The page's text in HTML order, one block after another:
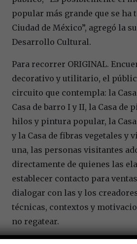
popular más grande que se ha
Ciudad de México”, agregó la
Desarrollo Cultural.
Para recorrer ORIGINAL.
decorativo y utilitario, el
circuito que contempla: la
Casa de barro I y II, la Casa de
hilos y pintura popular, la
y la Casa de fibras vegetales y
una, las personas visitantes
directamente de quienes las
establecer contacto para
dialogar con las y los
técnicas, contextos y
no regatear.